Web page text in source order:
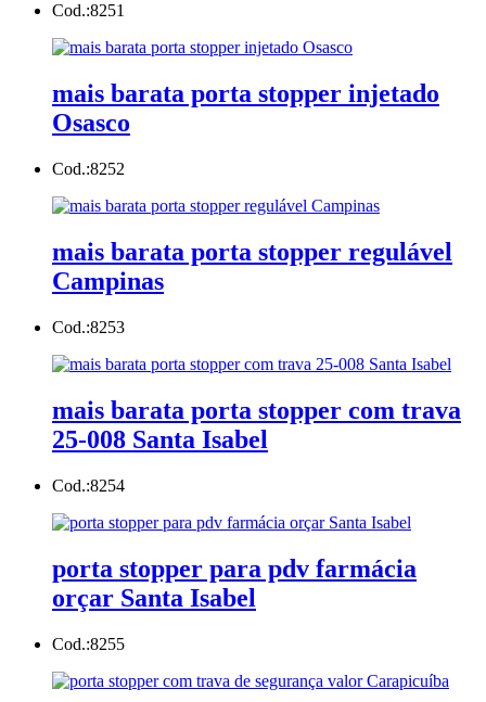
Cod.:8251
mais barata porta stopper injetado
Osasco
Cod.:8252
mais barata porta stopper regulável
Campinas
Cod.:8253
mais barata porta stopper com trava
25-008 Santa Isabel
Cod.:8254
porta stopper para pdv farmácia
orçar Santa Isabel
Cod.:8255